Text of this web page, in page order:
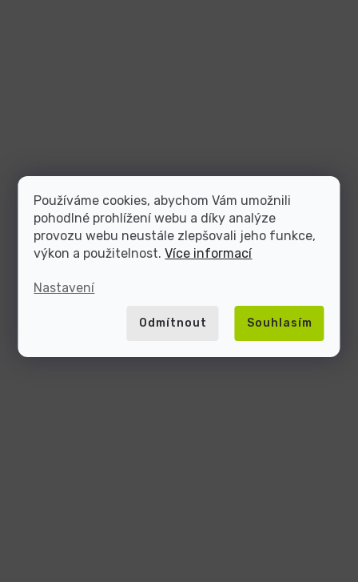
Používáme cookies, abychom Vám umožnili
pohodlné prohlížení webu a díky analýze
provozu webu neustále zlepšovali jeho funkce,
výkon a použitelnost.Více informací
Nastavení
Odmítnout Souhlasím